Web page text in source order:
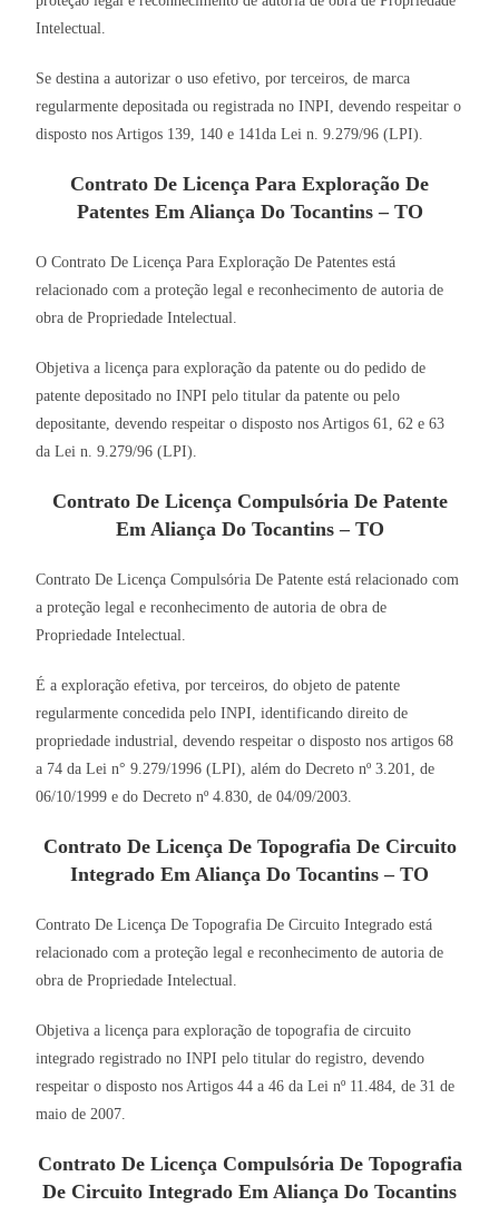
Intelectual.
Se destina a autorizar o uso efetivo, por terceiros, de marca
regularmente depositada ou registrada no INPI, devendo respeitar o
disposto nos Artigos 139, 140 e 141da Lei n. 9.279/96 (LPI).
Contrato De Licença Para Exploração De
Patentes Em Aliança Do Tocantins – TO
O Contrato De Licença Para Exploração De Patentes está
relacionado com a proteção legal e reconhecimento de autoria de
obra de Propriedade Intelectual.
Objetiva a licença para exploração da patente ou do pedido de
patente depositado no INPI pelo titular da patente ou pelo
depositante, devendo respeitar o disposto nos Artigos 61, 62 e 63
da Lei n. 9.279/96 (LPI).
Contrato De Licença Compulsória De Patente
Em Aliança Do Tocantins – TO
Contrato De Licença Compulsória De Patente está relacionado com
a proteção legal e reconhecimento de autoria de obra de
Propriedade Intelectual.
É a exploração efetiva, por terceiros, do objeto de patente
regularmente concedida pelo INPI, identificando direito de
propriedade industrial, devendo respeitar o disposto nos artigos 68
a 74 da Lei n° 9.279/1996 (LPI), além do Decreto nº 3.201, de
06/10/1999 e do Decreto nº 4.830, de 04/09/2003.
Contrato De Licença De Topografia De Circuito
Integrado Em Aliança Do Tocantins – TO
Contrato De Licença De Topografia De Circuito Integrado está
relacionado com a proteção legal e reconhecimento de autoria de
obra de Propriedade Intelectual.
Objetiva a licença para exploração de topografia de circuito
integrado registrado no INPI pelo titular do registro, devendo
respeitar o disposto nos Artigos 44 a 46 da Lei nº 11.484, de 31 de
maio de 2007.
Contrato De Licença Compulsória De Topografia
De Circuito Integrado Em Aliança Do Tocantins